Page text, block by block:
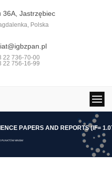
36A, Jastrzębiec
Polska
22 736-70-00
22 756-16-99
ENCE PAPERS AND REPORTS (IF= 1.0
PUNKTÓW MNISW